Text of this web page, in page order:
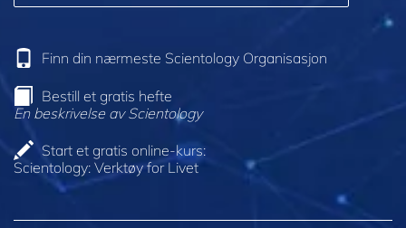
Finn din nærmeste Scientology Organisasjon
Bestill et gratis hefte
En beskrivelse av Scientology
Start et gratis online-kurs:
Scientology: Verktøy for Livet